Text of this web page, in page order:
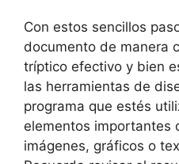
Con estos sencillos
documento de manera
tríptico efectivo y bien
las herramientas de
programa que estés
elementos importantes
imágenes, gráficos o